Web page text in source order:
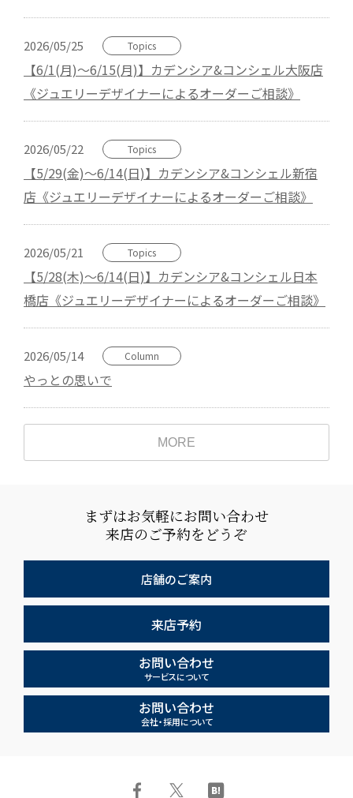
2026/05/25
【6/1(月)～6/15(月)】カデンシア&コンシェル大阪店
《ジュエリーデザイナーによるオーダーご相談》
Topics
2026/05/22
【5/29(金)～6/14(日)】カデンシア&コンシェル新宿
店《ジュエリーデザイナーによるオーダーご相談》
Topics
2026/05/21
【5/28(木)～6/14(日)】カデンシア&コンシェル日本
橋店《ジュエリーデザイナーによるオーダーご相談》
Topics
2026/05/14
やっとの思いで
Column
MORE
まずはお気軽にお問い合わせ
来店のご予約をどうぞ
店舗のご案内
来店予約
お問い合わせ
サービスについて
お問い合わせ
会社・採用について